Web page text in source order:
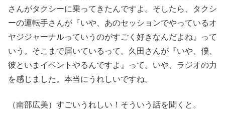
さんがタクシーに乗ってきたんですよ。そしたら、タクシ
ーの運転手さんが『いや、あのセッションでやっているオ
ヤジジャーナルっていうのがすごく好きなんだよね』って
いう。そこまで届いているって。久田さんが『いや、僕、
彼といまイベントやるんですよ』って。いや、ラジオの力
を感じました。本当にうれしいですね。
（南部広美）すごいうれしい！そういう話を聞くと。